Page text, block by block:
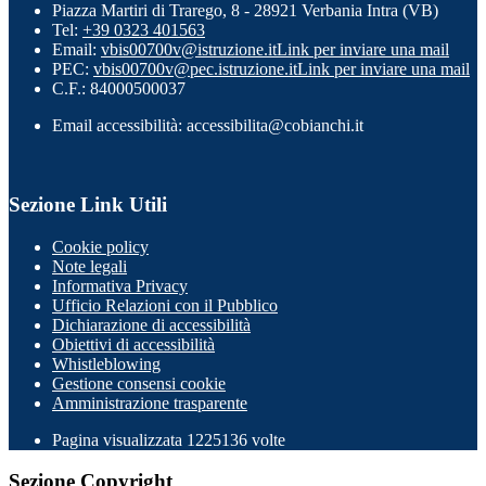
Piazza Martiri di Trarego, 8 - 28921 Verbania Intra (VB)
Tel: +39 0323 401563
Email: vbis00700v@istruzione.itLink per inviare una mail
PEC: vbis00700v@pec.istruzione.itLink per inviare una mail
C.F.: 84000500037
Email accessibilità: accessibilita@cobianchi.it
Sezione Link Utili
Cookie policy
Note legali
Informativa Privacy
Ufficio Relazioni con il Pubblico
Dichiarazione di accessibilità
Obiettivi di accessibilità
Whistleblowing
Gestione consensi cookie
Amministrazione trasparente
Pagina visualizzata 1225136 volte